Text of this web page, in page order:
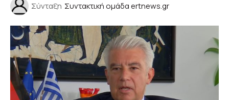
Σύνταξη Συντακτική ομάδα ertnews.gr